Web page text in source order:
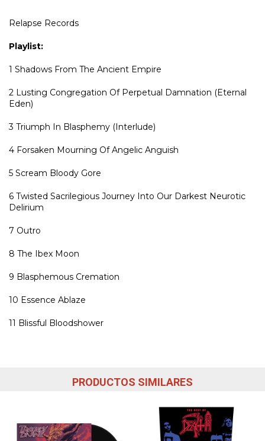
Relapse Records
Playlist:
1 Shadows From The Ancient Empire
2 Lusting Congregation Of Perpetual Damnation (Eternal
Eden)
3 Triumph In Blasphemy (Interlude)
4 Forsaken Mourning Of Angelic Anguish
5 Scream Bloody Gore
6 Twisted Sacrilegious Journey Into Our Darkest Neurotic
Delirium
7 Outro
8 The Ibex Moon
9 Blasphemous Cremation
10 Essence Ablaze
11 Blissful Bloodshower
PRODUCTOS SIMILARES